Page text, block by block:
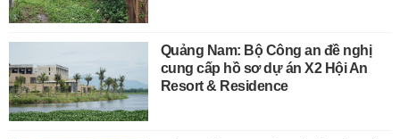
Quảng Nam: Bộ Công an đề nghị
cung cấp hồ sơ dự án X2 Hội An
Resort & Residence